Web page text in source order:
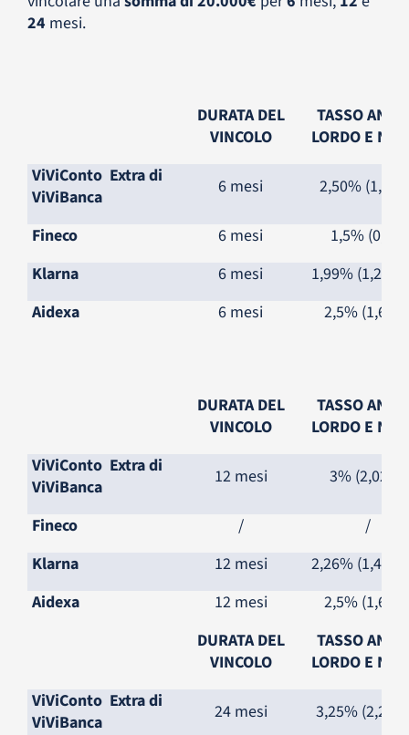
24 mesi.
DURATA DEL
VINCOLO
TASSO
LORDO E
ViViConto Extra di
ViViBanca
6 mesi 2,50%
Fineco 6 mesi
1,5% (0,91)
Klarna
6 mesi
1,99%
Aidexa
6 mesi 2,5%
DURATA DEL
VINCOLO
TASSO
LORDO E
ViViConto Extra di
ViViBanca
12 mesi 3% (2,02%)
Fineco /
/
Klarna
12 mesi
2,26%
Aidexa
12 mesi
2,5%
DURATA DEL
VINCOLO
TASSO
LORDO E
ViViConto Extra di
ViViBanca
24 mesi 3,25%